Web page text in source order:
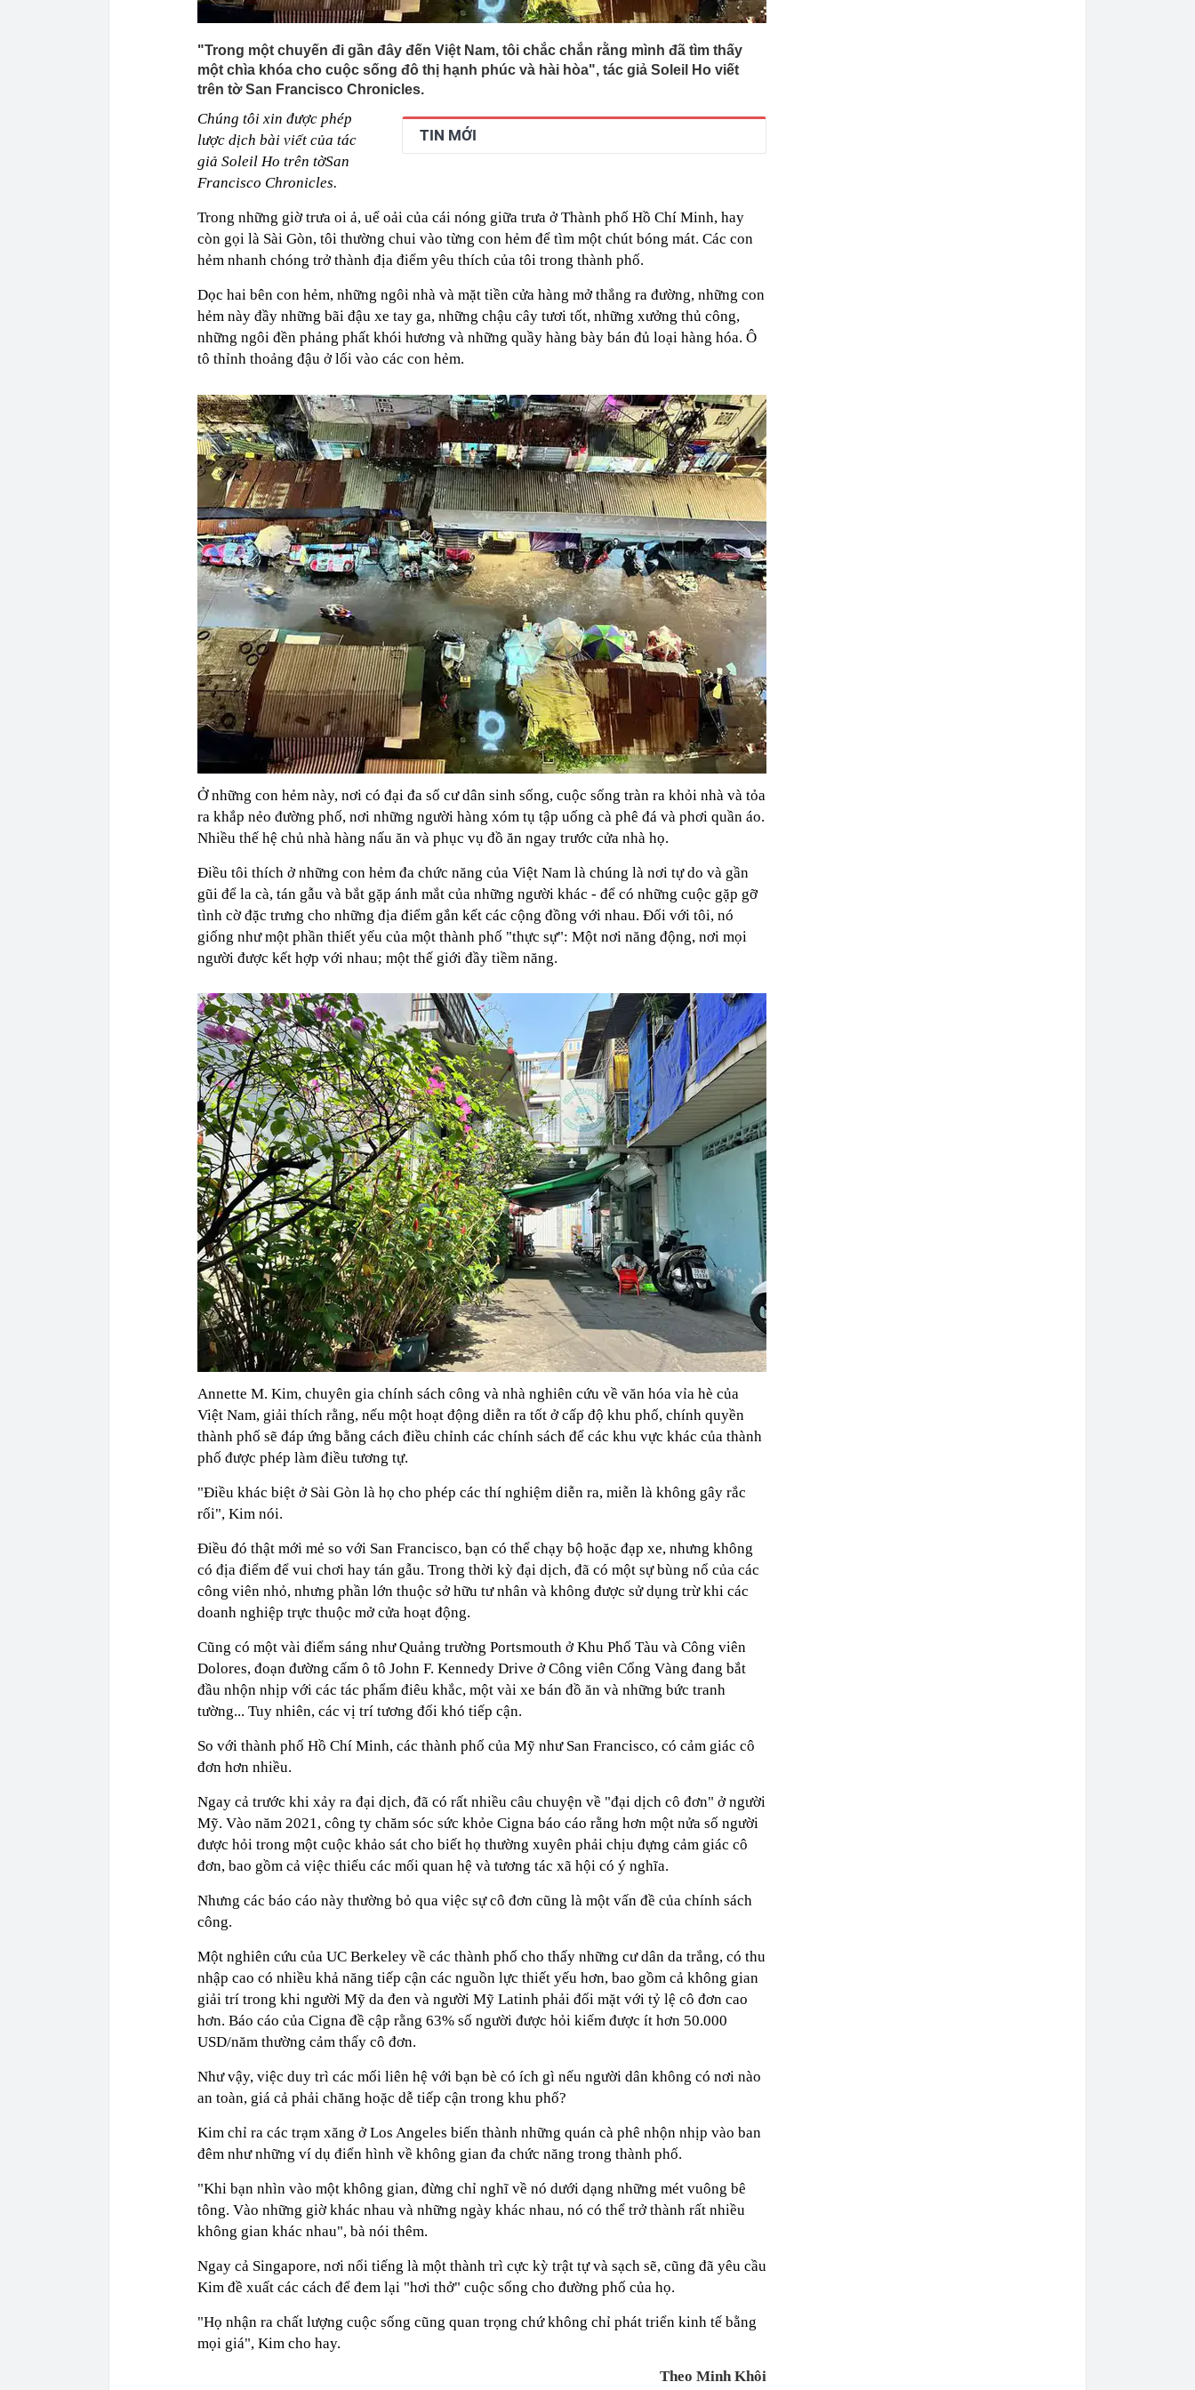
"Trong một chuyến đi gần đây đến Việt Nam, tôi chắc chắn rằng mình đã tìm thấy
một chìa khóa cho cuộc sống đô thị hạnh phúc và hài hòa", tác giả Soleil Ho viết
trên tờ San Francisco Chronicles.
TIN MỚI
Chúng tôi xin được phép
lược dịch bài viết của tác
giả Soleil Ho trên tờSan
Francisco Chronicles.
Trong những giờ trưa oi ả, uể oải của cái nóng giữa trưa ở Thành phố Hồ Chí Minh, hay
còn gọi là Sài Gòn, tôi thường chui vào từng con hẻm để tìm một chút bóng mát. Các con
hẻm nhanh chóng trở thành địa điểm yêu thích của tôi trong thành phố.
Dọc hai bên con hẻm, những ngôi nhà và mặt tiền cửa hàng mở thẳng ra đường, những con
hẻm này đầy những bãi đậu xe tay ga, những chậu cây tươi tốt, những xưởng thủ công,
những ngôi đền phảng phất khói hương và những quầy hàng bày bán đủ loại hàng hóa. Ô
tô thỉnh thoảng đậu ở lối vào các con hẻm.
Ở những con hẻm này, nơi có đại đa số cư dân sinh sống, cuộc sống tràn ra khỏi nhà và tỏa
ra khắp nẻo đường phố, nơi những người hàng xóm tụ tập uống cà phê đá và phơi quần áo.
Nhiều thế hệ chủ nhà hàng nấu ăn và phục vụ đồ ăn ngay trước cửa nhà họ.
Điều tôi thích ở những con hẻm đa chức năng của Việt Nam là chúng là nơi tự do và gần
gũi để la cà, tán gẫu và bắt gặp ánh mắt của những người khác - để có những cuộc gặp gỡ
tình cờ đặc trưng cho những địa điểm gắn kết các cộng đồng với nhau. Đối với tôi, nó
giống như một phần thiết yếu của một thành phố "thực sự": Một nơi năng động, nơi mọi
người được kết hợp với nhau; một thế giới đầy tiềm năng.
Annette M. Kim, chuyên gia chính sách công và nhà nghiên cứu về văn hóa vỉa hè của
Việt Nam, giải thích rằng, nếu một hoạt động diễn ra tốt ở cấp độ khu phố, chính quyền
thành phố sẽ đáp ứng bằng cách điều chỉnh các chính sách để các khu vực khác của thành
phố được phép làm điều tương tự.
"Điều khác biệt ở Sài Gòn là họ cho phép các thí nghiệm diễn ra, miễn là không gây rắc
rối", Kim nói.
Điều đó thật mới mẻ so với San Francisco, bạn có thể chạy bộ hoặc đạp xe, nhưng không
có địa điểm để vui chơi hay tán gẫu. Trong thời kỳ đại dịch, đã có một sự bùng nổ của các
công viên nhỏ, nhưng phần lớn thuộc sở hữu tư nhân và không được sử dụng trừ khi các
doanh nghiệp trực thuộc mở cửa hoạt động.
Cũng có một vài điểm sáng như Quảng trường Portsmouth ở Khu Phố Tàu và Công viên
Dolores, đoạn đường cấm ô tô John F. Kennedy Drive ở Công viên Cổng Vàng đang bắt
đầu nhộn nhịp với các tác phẩm điêu khắc, một vài xe bán đồ ăn và những bức tranh
tường... Tuy nhiên, các vị trí tương đối khó tiếp cận.
So với thành phố Hồ Chí Minh, các thành phố của Mỹ như San Francisco, có cảm giác cô
đơn hơn nhiều.
Ngay cả trước khi xảy ra đại dịch, đã có rất nhiều câu chuyện về "đại dịch cô đơn" ở người
Mỹ. Vào năm 2021, công ty chăm sóc sức khỏe Cigna báo cáo rằng hơn một nửa số người
được hỏi trong một cuộc khảo sát cho biết họ thường xuyên phải chịu đựng cảm giác cô
đơn, bao gồm cả việc thiếu các mối quan hệ và tương tác xã hội có ý nghĩa.
Nhưng các báo cáo này thường bỏ qua việc sự cô đơn cũng là một vấn đề của chính sách
công.
Một nghiên cứu của UC Berkeley về các thành phố cho thấy những cư dân da trắng, có thu
nhập cao có nhiều khả năng tiếp cận các nguồn lực thiết yếu hơn, bao gồm cả không gian
giải trí trong khi người Mỹ da đen và người Mỹ Latinh phải đối mặt với tỷ lệ cô đơn cao
hơn. Báo cáo của Cigna đề cập rằng 63% số người được hỏi kiếm được ít hơn 50.000
USD/năm thường cảm thấy cô đơn.
Như vậy, việc duy trì các mối liên hệ với bạn bè có ích gì nếu người dân không có nơi nào
an toàn, giá cả phải chăng hoặc dễ tiếp cận trong khu phố?
Kim chỉ ra các trạm xăng ở Los Angeles biến thành những quán cà phê nhộn nhịp vào ban
đêm như những ví dụ điển hình về không gian đa chức năng trong thành phố.
"Khi bạn nhìn vào một không gian, đừng chỉ nghĩ về nó dưới dạng những mét vuông bê
tông. Vào những giờ khác nhau và những ngày khác nhau, nó có thể trở thành rất nhiều
không gian khác nhau", bà nói thêm.
Ngay cả Singapore, nơi nổi tiếng là một thành trì cực kỳ trật tự và sạch sẽ, cũng đã yêu cầu
Kim đề xuất các cách để đem lại "hơi thở" cuộc sống cho đường phố của họ.
"Họ nhận ra chất lượng cuộc sống cũng quan trọng chứ không chỉ phát triển kinh tế bằng
mọi giá", Kim cho hay.
Theo Minh Khôi